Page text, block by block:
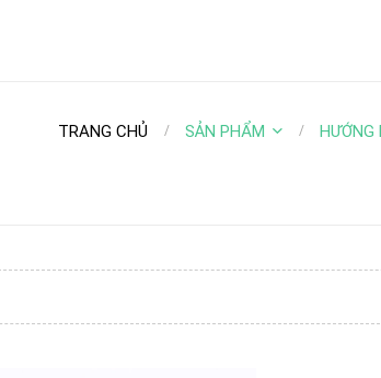
TRANG CHỦ SẢN PHẨM HƯỚNG